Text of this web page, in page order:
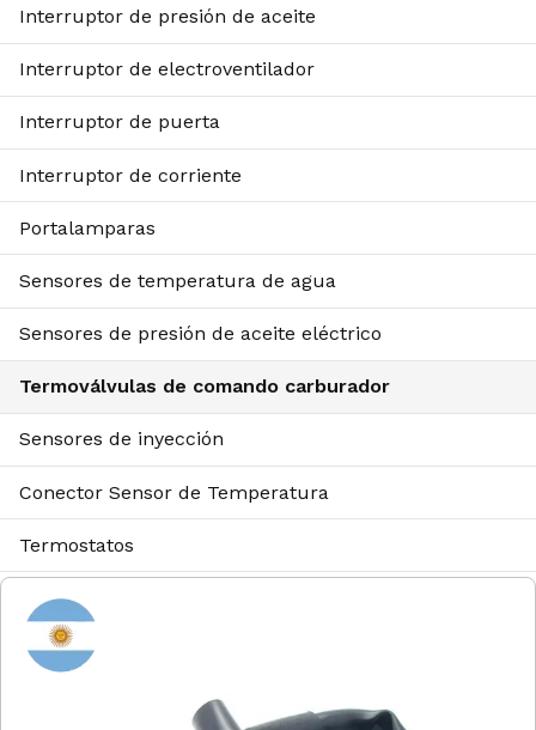
Interruptor de presión de aceite
Interruptor de electroventilador
Interruptor de puerta
Interruptor de corriente
Portalamparas
Sensores de temperatura de agua
Sensores de presión de aceite eléctrico
Termoválvulas de comando carburador
Sensores de inyección
Conector Sensor de Temperatura
Termostatos